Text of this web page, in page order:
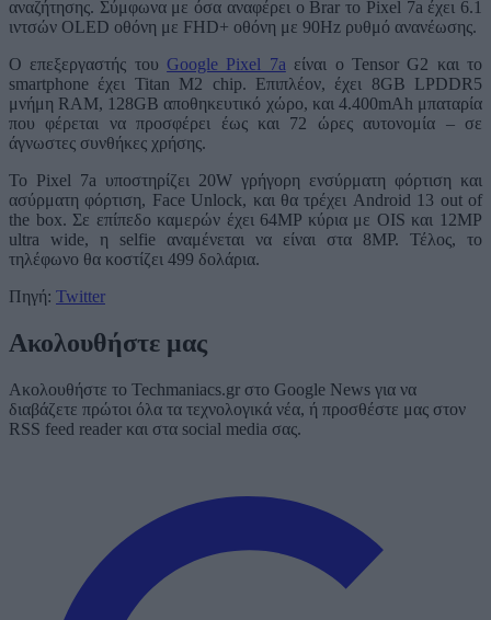
αναζήτησης. Σύμφωνα με όσα αναφέρει ο Brar το Pixel 7a έχει 6.1
ιντσών OLED οθόνη με FHD+ οθόνη με 90Hz ρυθμό ανανέωσης.
Ο επεξεργαστής του Google Pixel 7aείναι ο Tensor G2 και το
smartphone έχει Titan M2 chip. Επιπλέον, έχει 8GB LPDDR5
μνήμη RAM, 128GB αποθηκευτικό χώρο, και 4.400mAh μπαταρία
που φέρεται να προσφέρει έως και 72 ώρες αυτονομία – σε
άγνωστες συνθήκες χρήσης.
Το Pixel 7a υποστηρίζει 20W γρήγορη ενσύρματη φόρτιση και
ασύρματη φόρτιση, Face Unlock, και θα τρέχει Android 13 out of
the box. Σε επίπεδο καμερών έχει 64MP κύρια με OIS και 12MP
ultra wide, η selfie αναμένεται να είναι στα 8MP. Τέλος, το
τηλέφωνο θα κοστίζει 499 δολάρια.
Πηγή: Twitter
Ακολουθήστε μας
Ακολουθήστε το Techmaniacs.gr στο Google News για να
διαβάζετε πρώτοι όλα τα τεχνολογικά νέα, ή προσθέστε μας στον
RSS feed reader και στα social media σας.